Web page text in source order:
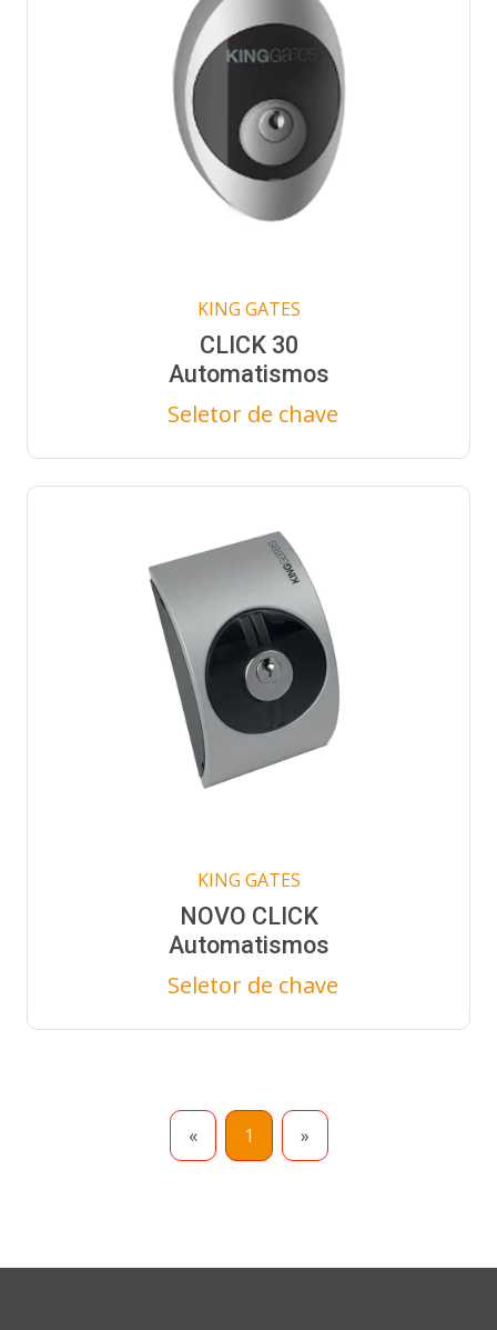
KING GATES
CLICK 30
Automatismos
Seletor de chave
KING GATES
NOVO CLICK
Automatismos
Seletor de chave
« 1 »